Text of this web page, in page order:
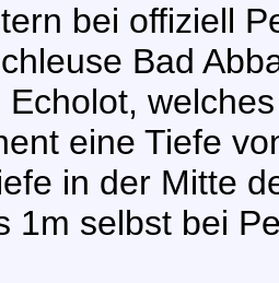
bei offiziell
Bad
Echolot,
eine Tiefe
in der Mitte
1m selbst bei